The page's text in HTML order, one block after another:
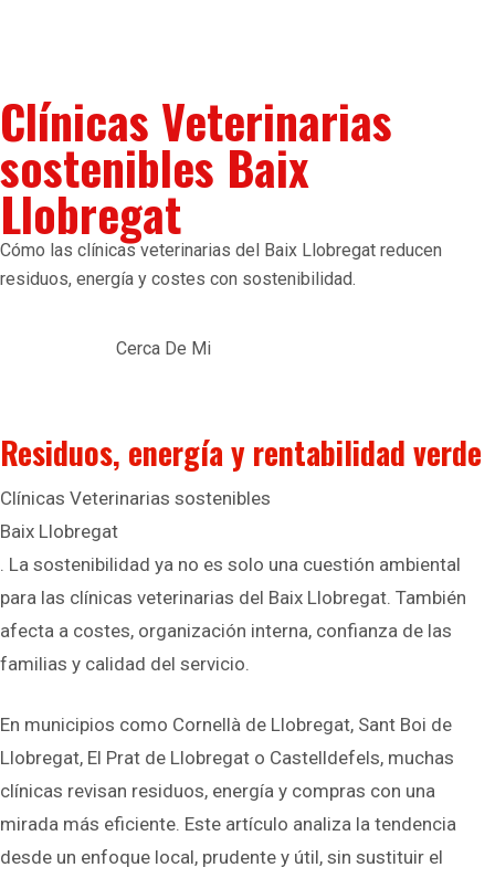
Clínicas Veterinarias
sostenibles Baix
Llobregat
Cómo las clínicas veterinarias del Baix Llobregat reducen
residuos, energía y costes con sostenibilidad.
Cerca De Mi
Residuos, energía y rentabilidad verde
Clínicas Veterinarias sostenibles
Baix Llobregat
. La sostenibilidad ya no es solo una cuestión ambiental
para las clínicas veterinarias del Baix Llobregat. También
afecta a costes, organización interna, confianza de las
familias y calidad del servicio.
En municipios como Cornellà de Llobregat, Sant Boi de
Llobregat, El Prat de Llobregat o Castelldefels, muchas
clínicas revisan residuos, energía y compras con una
mirada más eficiente. Este artículo analiza la tendencia
desde un enfoque local, prudente y útil, sin sustituir el